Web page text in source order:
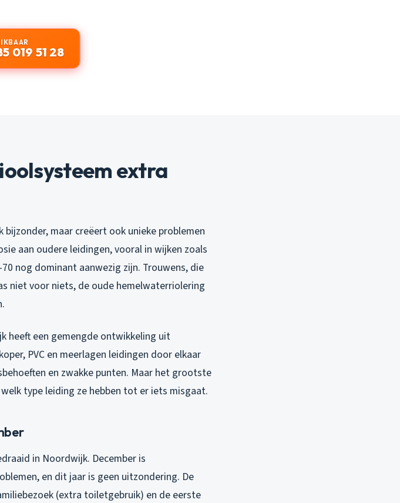
019 51 28
extra
maar creëert ook unieke problemen
aan oudere leidingen, vooral in wijken zoals
nog dominant aanwezig zijn. Trouwens, die
niet voor niets, de oude hemelwaterriolering
heeft een gemengde ontwikkeling uit
PVC en meerlagen leidingen door elkaar
en zwakke punten. Maar het grootste
type leiding ze hebben tot er iets misgaat.
in Noordwijk. December is
en dit jaar is geen uitzondering. De
(extra toiletgebruik) en de eerste